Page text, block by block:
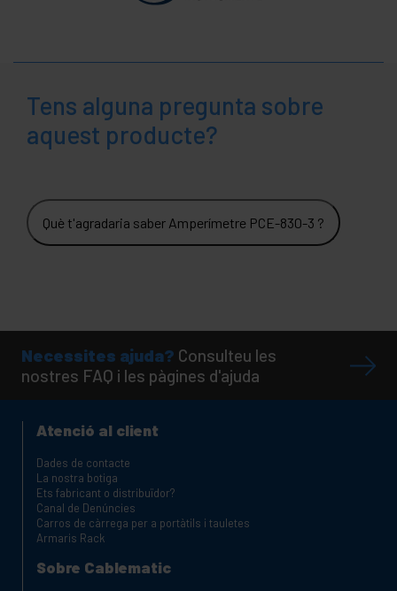
Tens alguna pregunta sobre
aquest producte?
Què t'agradaria saber Amperímetre PCE-830-3 ?
Necessites ajuda? Consulteu les
nostres FAQ i les pàgines d'ajuda
Atenció al client
Dades de contacte
La nostra botiga
Ets fabricant o distribuïdor?
Canal de Denúncies
Carros de càrrega per a portàtils i tauletes
Armaris Rack
Sobre Cablematic